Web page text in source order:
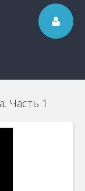
Часть 1